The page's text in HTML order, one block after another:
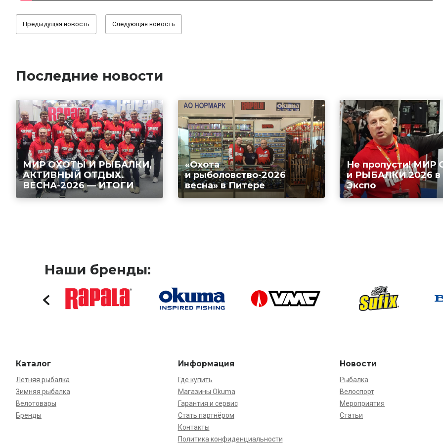
Предыдущая новость Следующая новость
Последние новости
МИР ОХОТЫ И РЫБАЛКИ,
АКТИВНЫЙ ОТДЫХ.
ВЕСНА-2026 — ИТОГИ
«Охота
и рыболовство-2026
весна» в Питере
Не пропусти!
и РЫБАЛКИ 2026 в
Экспо
Наши бренды:
Каталог
Летняя рыбалка
Зимняя рыбалка
Велотовары
Бренды
Информация
Где купить
Магазины Okuma
Гарантия и сервис
Стать партнёром
Контакты
Политика конфиденциальности
Новости
Рыбалка
Велоспорт
Мероприятия
Статьи